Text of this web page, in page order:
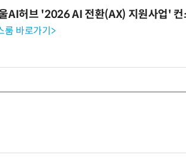
AI허브 '2026 AI 전환(AX) 지원사업' 컨
룸 바로가기>